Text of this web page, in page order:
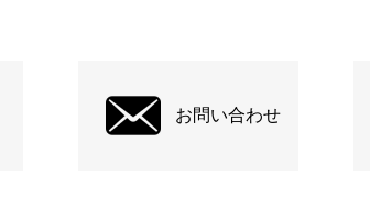
お問い合わせ